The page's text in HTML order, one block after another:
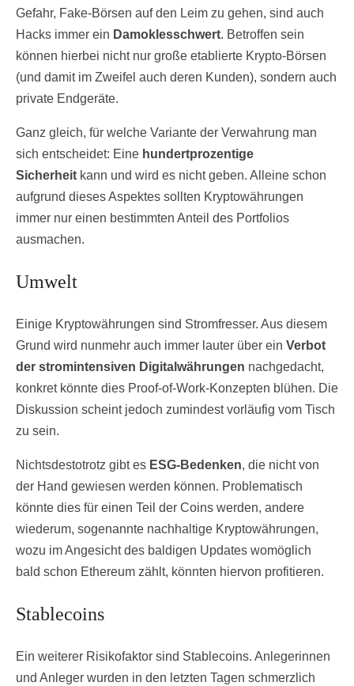
Gefahr, Fake-Börsen auf den Leim zu gehen, sind auch
Hacks immer ein Damoklesschwert. Betroffen sein
können hierbei nicht nur große etablierte Krypto-Börsen
(und damit im Zweifel auch deren Kunden), sondern auch
private Endgeräte.
Ganz gleich, für welche Variante der Verwahrung man
sich entscheidet: Eine hundertprozentige
Sicherheit kann und wird es nicht geben. Alleine schon
aufgrund dieses Aspektes sollten Kryptowährungen
immer nur einen bestimmten Anteil des Portfolios
ausmachen.
Umwelt
Einige Kryptowährungen sind Stromfresser. Aus diesem
Grund wird nunmehr auch immer lauter über ein Verbot
der stromintensiven Digitalwährungen nachgedacht,
konkret könnte dies Proof-of-Work-Konzepten blühen. Die
Diskussion scheint jedoch zumindest vorläufig vom Tisch
zu sein.
Nichtsdestotrotz gibt es ESG-Bedenken, die nicht von
der Hand gewiesen werden können. Problematisch
könnte dies für einen Teil der Coins werden, andere
wiederum, sogenannte nachhaltige Kryptowährungen,
wozu im Angesicht des baldigen Updates womöglich
bald schon Ethereum zählt, könnten hiervon profitieren.
Stablecoins
Ein weiterer Risikofaktor sind Stablecoins. Anlegerinnen
und Anleger wurden in den letzten Tagen schmerzlich